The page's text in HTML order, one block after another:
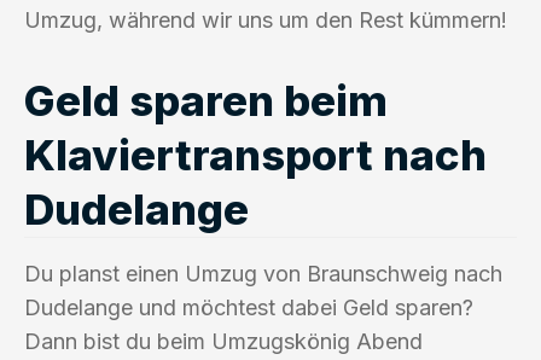
Umzug, während wir uns um den Rest kümmern!
Geld sparen beim
Klaviertransport nach
Dudelange
Du planst einen Umzug von Braunschweig nach
Dudelange und möchtest dabei Geld sparen?
Dann bist du beim Umzugskönig Abend